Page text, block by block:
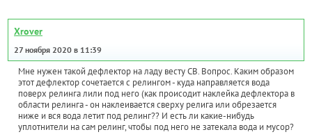
Xrover
27 ноября 2020 в 11:39
Мне нужен такой дефлектор на ладу весту СВ. Вопрос. Каким образом
этот дефлектор сочетается с релингом - куда направляется вода
поверх релинга лили под него (как происодит наклейка дефлектора в
области релинга - он наклеивается сверху релига или обрезается
ниже и вся вода летит под релинг?? И есть ли какие-нибудь
уплотнители на сам релинг, чтобы под него не затекала вода и мусор?